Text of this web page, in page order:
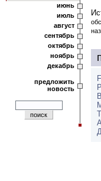
июнь
июль
август
сентябрь
октябрь
ноябрь
декабрь
предложить
новость